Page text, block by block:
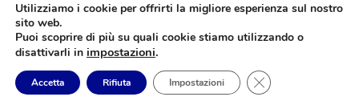
Utilizziamo i cookie per offrirti la migliore esperienza sul nostro
sito web.
Puoi scoprire di più su quali cookie stiamo utilizzando o
disattivarli in impostazioni.
Accetta Rifiuta Impostazioni Close GDPR